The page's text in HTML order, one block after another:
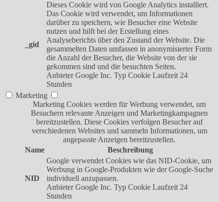
_gid
Dieses Cookie wird von Google Analytics installiert.
Das Cookie wird verwendet, um Informationen
darüber zu speichern, wie Besucher eine Website
nutzen und hilft bei der Erstellung eines
Analyseberichts über den Zustand der Website. Die
gesammelten Daten umfassen in anonymisierter Form
die Anzahl der Besucher, die Website von der sie
gekommen sind und die besuchten Seiten.
Anbieter Google Inc. Typ Cookie Laufzeit 24
Stunden
Marketing
Marketing Cookies werden für Werbung verwendet, um
Besuchern relevante Anzeigen und Marketingkampagnen
bereitzustellen. Diese Cookies verfolgen Besucher auf
verschiedenen Websites und sammeln Informationen, um
angepasste Anzeigen bereitzustellen.
Name
Beschreibung
NID
Google verwendet Cookies wie das NID-Cookie, um
Werbung in Google-Produkten wie der Google-Suche
individuell anzupassen.
Anbieter Google Inc. Typ Cookie Laufzeit 24
Stunden